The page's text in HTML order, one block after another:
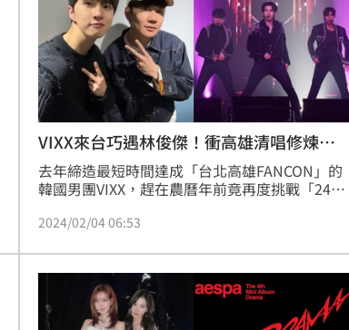
VIXX來台巧遇林俊傑！衝高雄清唱修煉愛
情
去年締造最短時間達成「台北高雄FANCON」的
韓國男團VIXX，趕在農曆年前竟再度挑戰「24小
則在高雄LIVEWARE HOUSE大庫連唱兩場，除了
用中文向大家祝賀「新年快樂！」
2024/02/04 06:53